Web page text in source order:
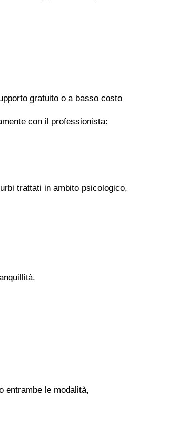
gratuito o a basso costo
con il professionista:
trattati in ambito psicologico,
entrambe le modalità,